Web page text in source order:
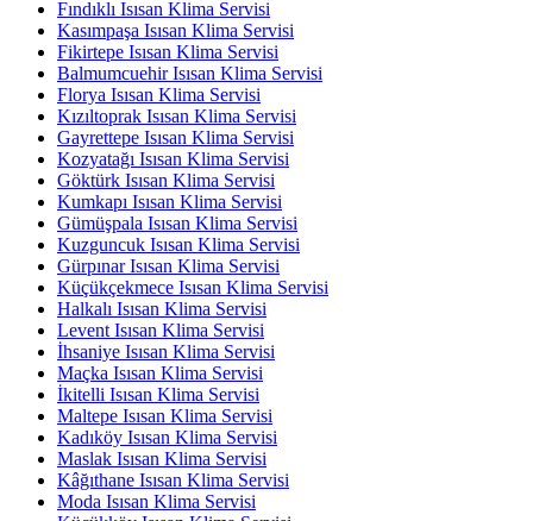
Fındıklı Isısan Klima Servisi
Kasımpaşa Isısan Klima Servisi
Fikirtepe Isısan Klima Servisi
Balmumcuehir Isısan Klima Servisi
Florya Isısan Klima Servisi
Kızıltoprak Isısan Klima Servisi
Gayrettepe Isısan Klima Servisi
Kozyatağı Isısan Klima Servisi
Göktürk Isısan Klima Servisi
Kumkapı Isısan Klima Servisi
Gümüşpala Isısan Klima Servisi
Kuzguncuk Isısan Klima Servisi
Gürpınar Isısan Klima Servisi
Küçükçekmece Isısan Klima Servisi
Halkalı Isısan Klima Servisi
Levent Isısan Klima Servisi
İhsaniye Isısan Klima Servisi
Maçka Isısan Klima Servisi
İkitelli Isısan Klima Servisi
Maltepe Isısan Klima Servisi
Kadıköy Isısan Klima Servisi
Maslak Isısan Klima Servisi
Kâğıthane Isısan Klima Servisi
Moda Isısan Klima Servisi